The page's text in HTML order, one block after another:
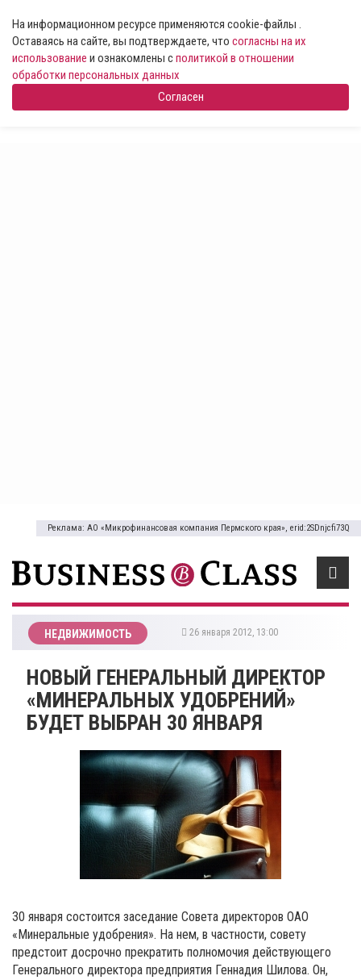
На информационном ресурсе применяются cookie-файлы .
Оставаясь на сайте, вы подтверждаете, что согласны на их
использование и ознакомлены сполитикой в отношении
обработки персональных данных
Согласен
Реклама: АО «Микрофинансовая компания Пермского края», erid:2SDnjcfi73Q
НЕДВИЖИМОСТЬ 26 января 2012, 13:00
НОВЫЙ ГЕНЕРАЛЬНЫЙ ДИРЕКТОР
«МИНЕРАЛЬНЫХ УДОБРЕНИЙ»
БУДЕТ ВЫБРАН 30 ЯНВАРЯ
30 января состоится заседание Совета директоров ОАО
«Минеральные удобрения». На нем, в частности, совету
предстоит досрочно прекратить полномочия действующего
Генерального директора предприятия Геннадия Шилова. Он,